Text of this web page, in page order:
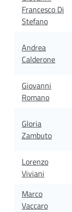
Francesco Di
Stefano
Andrea
Calderone
Giovanni
Romano
Gloria
Zambuto
Lorenzo
Viviani
Marco
Vaccaro